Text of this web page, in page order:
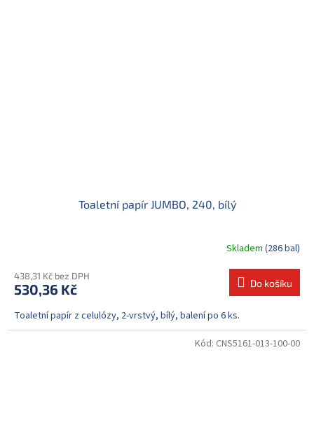
Toaletní papír JUMBO, 240, bílý
Skladem (286 bal)
438,31 Kč bez DPH
530,36 Kč Do košíku
Toaletní papír z celulózy, 2-vrstvý, bílý, balení po 6 ks.
Kód: CNS5161-013-100-00